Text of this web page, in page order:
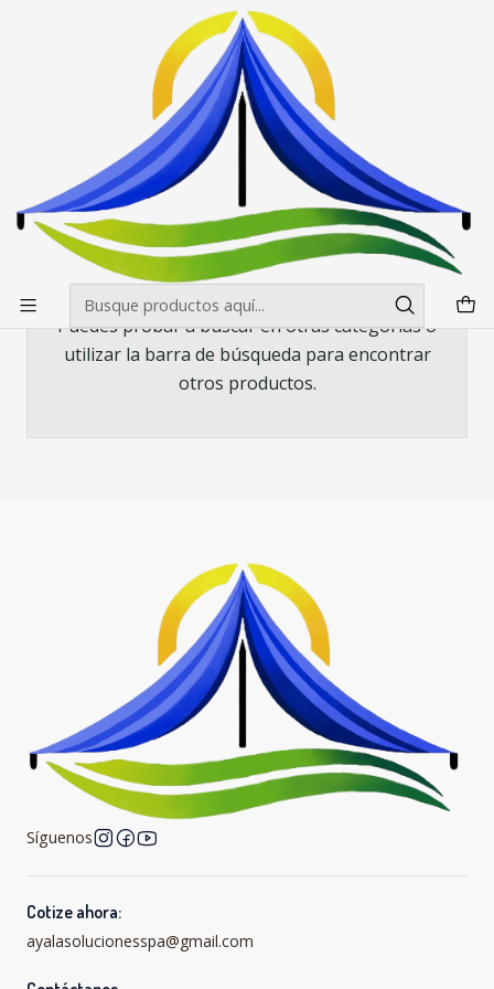
Envíos gratis desde $500.000 en Santiago
Toldo 3X4,5 Premium Americano Hex Carpa Colores
Toldo 3X4,5 Premium Americano Hex
Carpa Colores
Todavía no hay productos disponibles aquí
Puedes probar a buscar en otras categorías o
utilizar la barra de búsqueda para encontrar
otros productos.
Síguenos
Cotize ahora:
ayalasolucionesspa@gmail.com